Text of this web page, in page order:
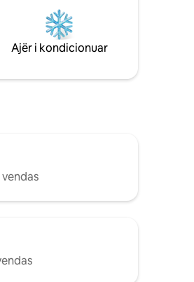
pak se një aeroport milje
me makinë nga plazhi i
Në këtë komunitet
ditën me sorrën e një gjeli
Ajër i kondicionuar